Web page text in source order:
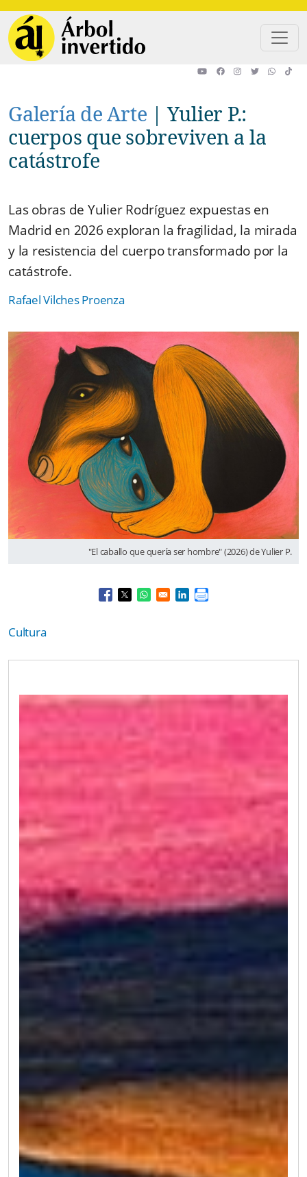
Galería de Arte |Yulier P.:
cuerpos que sobreviven a la
catástrofe
Las obras de Yulier Rodríguez expuestas en
Madrid en 2026 exploran la fragilidad, la mirada
y la resistencia del cuerpo transformado por la
catástrofe.
AUTOR
Rafael Vilches Proenza
"El caballo que quería ser hombre" (2026) de Yulier P.
Opens in a new window
Opens in a new window
Opens in a new window
Opens in a new window
Cultura